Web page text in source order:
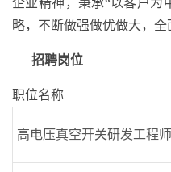
企业精神，秉承“以客户为
略，不断做强做优做大，全
招聘岗位
职位名称
高电压真空开关研发工程师